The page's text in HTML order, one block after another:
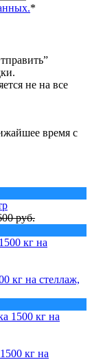
*
не на все
время с
руб.
кг на стеллаж,
кг на